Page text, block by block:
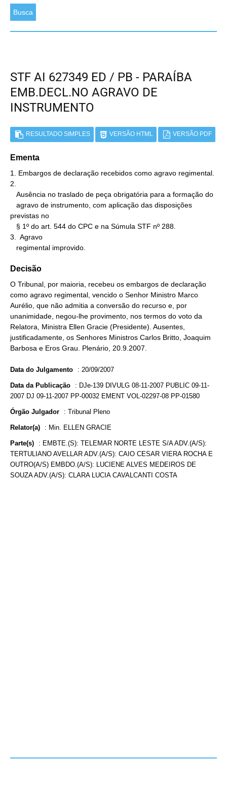
Busca
STF AI 627349 ED / PB - PARAÍBA
EMB.DECL.NO AGRAVO DE
INSTRUMENTO
RESULTADO SIMPLES VERSÃO HTML VERSÃO PDF
Ementa
1. Embargos de declaração recebidos como agravo regimental.
2.
previstas no
3.  Agravo
   regimental improvido.
Decisão
O Tribunal, por maioria, recebeu os embargos de declaração
como agravo regimental, vencido o Senhor Ministro Marco
Aurélio, que não admitia a conversão do recurso e, por
unanimidade, negou-lhe provimento, nos termos do voto da
Relatora, Ministra Ellen Gracie (Presidente). Ausentes,
justificadamente, os Senhores Ministros Carlos Britto, Joaquim
Barbosa e Eros Grau. Plenário, 20.9.2007.
Data do Julgamento : 20/09/2007
Data da Publicação : DJe-139 DIVULG 08-11-2007 PUBLIC 09-11-
2007 DJ 09-11-2007 PP-00032 EMENT VOL-02297-08 PP-01580
Órgão Julgador : Tribunal Pleno
Relator(a) : Min. ELLEN GRACIE
Parte(s) : EMBTE.(S): TELEMAR NORTE LESTE S/A ADV.(A/S):
TERTULIANO AVELLAR ADV.(A/S): CAIO CESAR VIERA ROCHA E
OUTRO(A/S) EMBDO.(A/S): LUCIENE ALVES MEDEIROS DE
SOUZA ADV.(A/S): CLARA LUCIA CAVALCANTI COSTA